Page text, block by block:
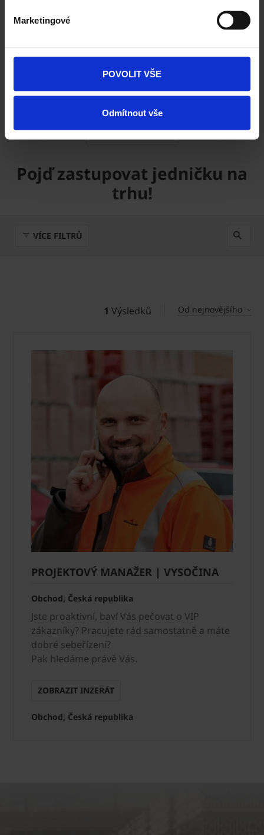
Marketingové
POVOLIT VŠE
Odmítnout vše
500 Kč
Jazykové vzdělávání zdarma
v pracovní době
VŠECHNY BENEFITY
Pojď zastupovat jedničku na
trhu!
VÍCE FILTRŮ
1 Výsledků Od nejnovějšího
PROJEKTOVÝ MANAŽER | VYSOČINA
Obchod, Česká republika
Jste proaktivní, baví Vás pečovat o VIP
zákazníky? Pracujete rád samostatně a máte
dobré sebeřízení?
Pak hledáme právě Vás.
ZOBRAZIT INZERÁT
Obchod, Česká republika